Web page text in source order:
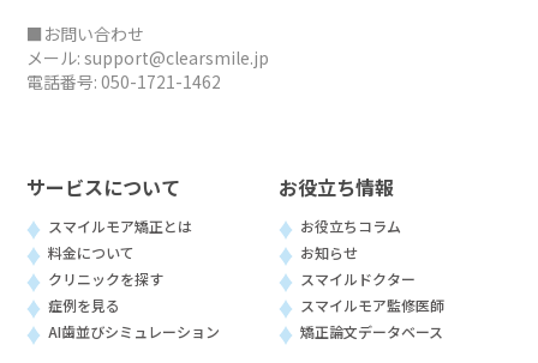
■お問い合わせ
メール: support@clearsmile.jp
電話番号: 050-1721-1462
サービスについて
スマイルモア矯正とは
料金について
クリニックを探す
症例を見る
AI歯並びシミュレーション
お役立ち情報
お役立ちコラム
お知らせ
スマイルドクター
スマイルモア監修医師
矯正論文データベース